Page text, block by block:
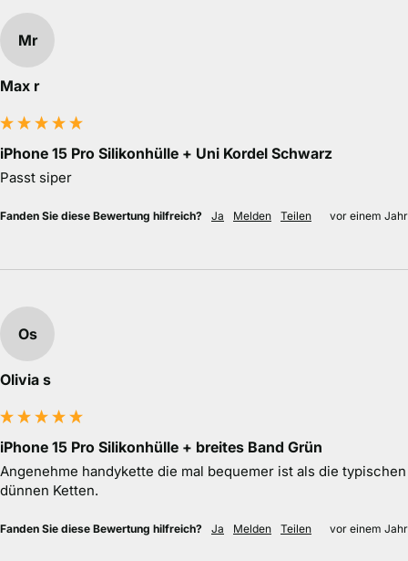
Mr
Max r
iPhone 15 Pro Silikonhülle + Uni Kordel Schwarz
Passt siper
Fanden Sie diese Bewertung hilfreich? Ja Melden Teilen vor einem Jahr
Os
Olivia s
iPhone 15 Pro Silikonhülle + breites Band Grün
Angenehme handykette die mal bequemer ist als die typischen
dünnen Ketten.
Fanden Sie diese Bewertung hilfreich? Ja Melden Teilen vor einem Jahr